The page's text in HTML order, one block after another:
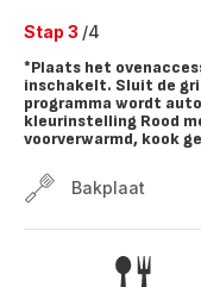
Stap 3 /4
*Plaats het
inschakelt. Sluit de
programma wordt
kleurinstelling Rood
voorverwarmd, kook
Bakplaat